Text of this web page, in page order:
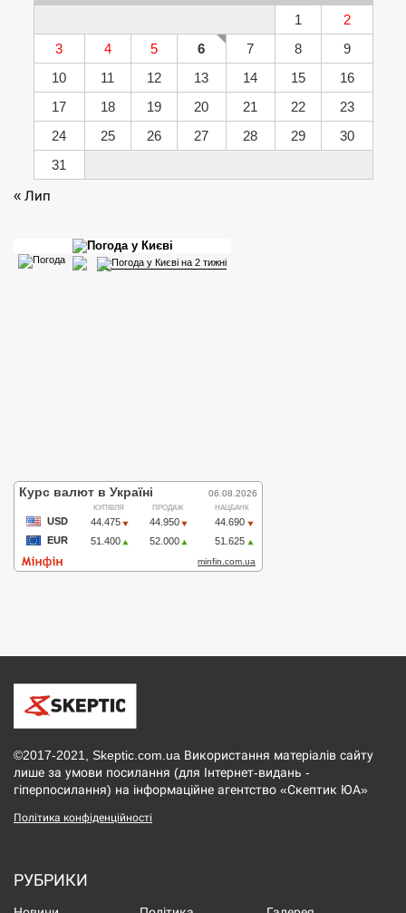
1
2
3
4 5 6 7 8
9
10
11 12 13 14 15
16
17
18 19 20 21 22
23
24
25 26 27 28 29
30
31
« Лип
©2017-2021, Skeptic.com.ua Використання матеріалів сайту
лише за умови посилання (для Інтернет-видань -
гіперпосилання) на інформаційне агентство «Скептик ЮА»
Політика конфіденційності
РУБРИКИ